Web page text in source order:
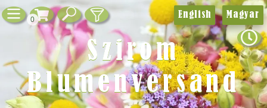
0
English Magyar
Szirom
Blumenversand